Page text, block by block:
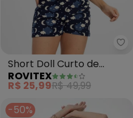
- Pijama Feminino
Short Doll Curto de
Liganete Bella Ana (Azul)
ROVITEX
R$ 25,99R$ 49,99
-50%